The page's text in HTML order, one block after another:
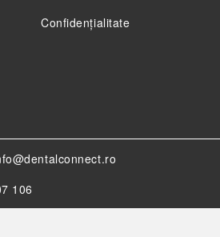
Confidențialitate
106